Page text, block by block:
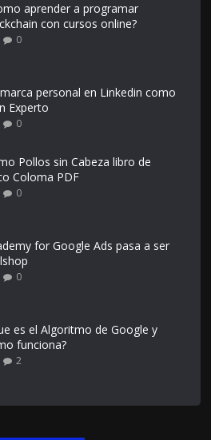
aprender a programar
con cursos online?
0
personal en Linkedin como
Experto
0
Pollos sin Cabeza libro de
Coloma PDF
0
for Google Ads pasa a ser
0
es el Algoritmo de Google y
funciona?
2